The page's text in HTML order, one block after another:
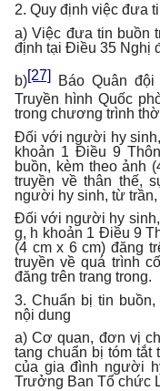
2. Quy định việc đưa
a) Việc đưa tin buồn
định tại Điều 35 Nghị
b)[27]
Báo Quân
Truyền hình Quốc
trong chương trình
Đối với người hy
khoản 1 Điều 9
buồn, kèm theo ảnh
truyền về thân thế,
người hy sinh, từ
Đối với người hy sinh,
g, h khoản 1 Điều 9
(4 cm x 6 cm) đăng
truyền về quá trình
đăng trên trang trong.
3. Chuẩn bị tin
nội dung
a) Cơ quan, đơn vị
tang chuẩn bị tóm
của gia đình người
Trưởng Ban Tổ chức